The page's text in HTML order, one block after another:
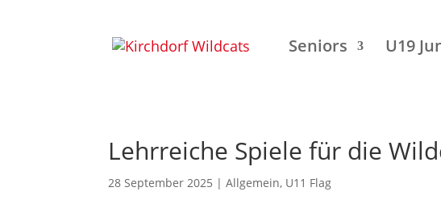
Seniors U19
Lehrreiche Spiele für die
28 September 2025 |Allgemein, U11 Flag